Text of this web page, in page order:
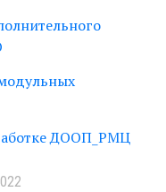
ДООП_РМЦ